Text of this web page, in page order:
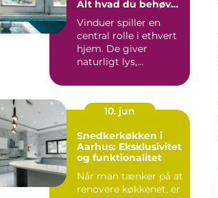
Alt hvad du behøver
Vinduer spiller en
central rolle i ethvert
hjem. De giver
naturligt lys,
forbinder in...
10. jun
Snedkerkøkken i
Aarhus: Eksklusivitet
og funktionalitet
Når man tænker på at
renovere køkkenet, er